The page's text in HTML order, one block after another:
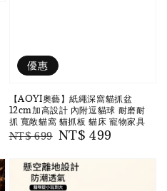
優惠
【AOYI奧藝】紙繩深窩貓抓盆
12cm加高設計 內附逗貓球 耐磨耐
抓 寬敞貓窩 貓抓板 貓床 寵物家具
Regular
NT$ 699 Sale
NT$ 499